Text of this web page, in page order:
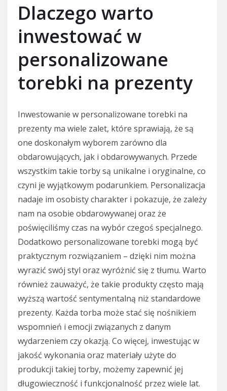
Dlaczego warto
inwestować w
personalizowane
torebki na prezenty
Inwestowanie w personalizowane torebki na
prezenty ma wiele zalet, które sprawiają, że są
one doskonałym wyborem zarówno dla
obdarowujących, jak i obdarowywanych. Przede
wszystkim takie torby są unikalne i oryginalne, co
czyni je wyjątkowym podarunkiem. Personalizacja
nadaje im osobisty charakter i pokazuje, że zależy
nam na osobie obdarowywanej oraz że
poświęciliśmy czas na wybór czegoś specjalnego.
Dodatkowo personalizowane torebki mogą być
praktycznym rozwiązaniem – dzięki nim można
wyrazić swój styl oraz wyróżnić się z tłumu. Warto
również zauważyć, że takie produkty często mają
wyższą wartość sentymentalną niż standardowe
prezenty. Każda torba może stać się nośnikiem
wspomnień i emocji związanych z danym
wydarzeniem czy okazją. Co więcej, inwestując w
jakość wykonania oraz materiały użyte do
produkcji takiej torby, możemy zapewnić jej
długowieczność i funkcjonalność przez wiele lat.